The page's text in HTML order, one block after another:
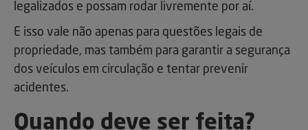
legalizados e possam rodar livremente por aí.
E isso vale não apenas para questões legais de
propriedade, mas também para garantir a segurança
dos veículos em circulação e tentar prevenir
acidentes.
Quando deve ser feita?